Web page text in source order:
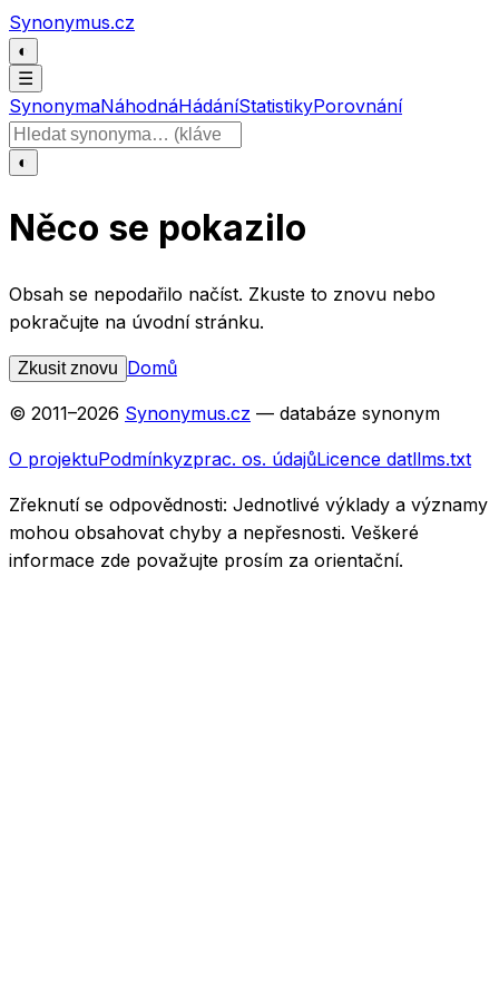
Přeskočit na obsah
Synonymus.cz
◐
☰
SynonymaNáhodnáHádáníStatistikyPorovnání
Hledat slovo
◐
Něco se pokazilo
Obsah se nepodařilo načíst. Zkuste to znovu nebo
pokračujte na úvodní stránku.
Zkusit znovu Domů
© 2011–2026 Synonymus.cz — databáze synonym
O projektuPodmínkyzprac. os. údajůLicence datllms.txt
Zřeknutí se odpovědnosti: Jednotlivé výklady a významy
mohou obsahovat chyby a nepřesnosti. Veškeré
informace zde považujte prosím za orientační.